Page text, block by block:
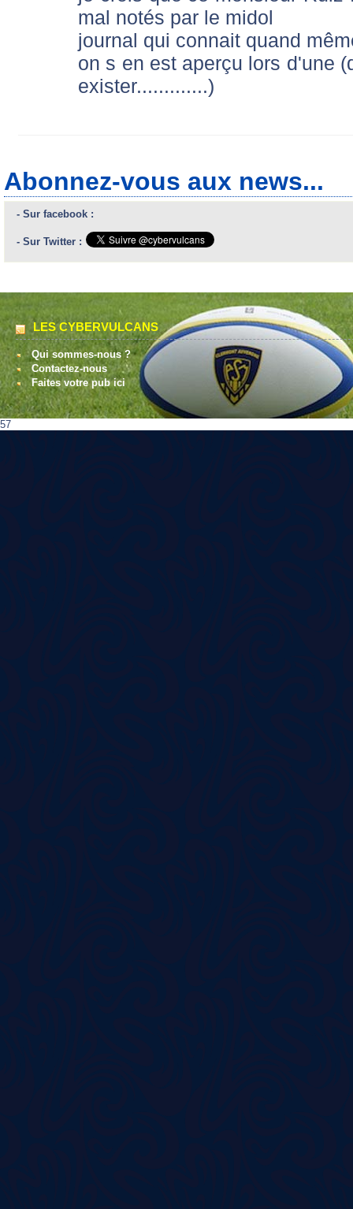
mal notés par le midol
journal qui connait quand
on s en est aperçu lors d'une
exister.............)
Abonnez-vous aux news...
- Sur facebook :
- Sur Twitter :
LES CYBERVULCANS
Qui sommes-nous ?
Contactez-nous
Faites votre pub ici
57